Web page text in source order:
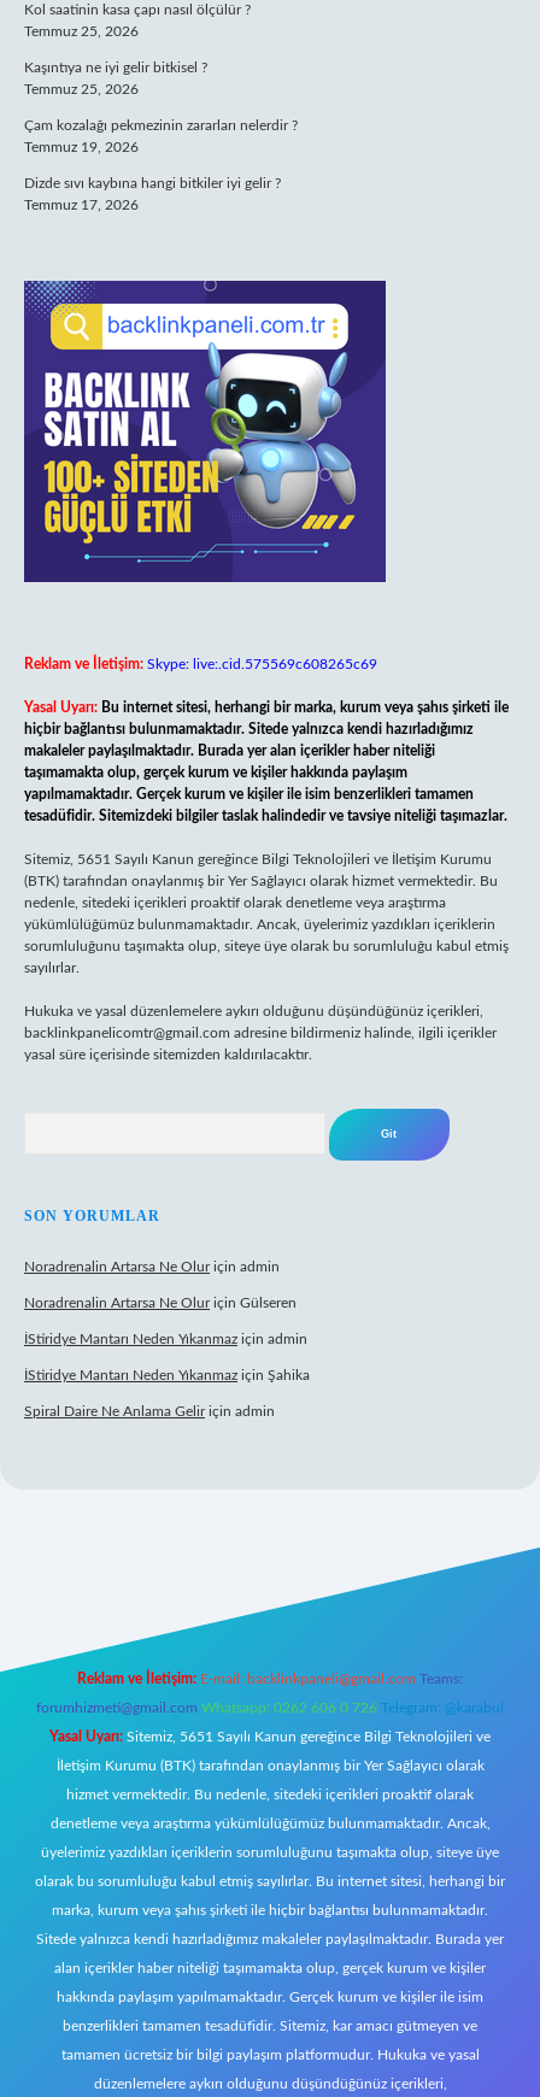
Kol saatinin kasa çapı nasıl ölçülür ?
Temmuz 25, 2026
Kaşıntıya ne iyi gelir bitkisel ?
Temmuz 25, 2026
Çam kozalağı pekmezinin zararları nelerdir ?
Temmuz 19, 2026
Dizde sıvı kaybına hangi bitkiler iyi gelir ?
Temmuz 17, 2026
Reklam ve İletişim: Skype: live:.cid.575569c608265c69
Yasal Uyarı: Bu internet sitesi, herhangi bir marka, kurum veya şahıs şirketi ile
hiçbir bağlantısı bulunmamaktadır. Sitede yalnızca kendi hazırladığımız
makaleler paylaşılmaktadır. Burada yer alan içerikler haber niteliği
taşımamakta olup, gerçek kurum ve kişiler hakkında paylaşım
yapılmamaktadır. Gerçek kurum ve kişiler ile isim benzerlikleri tamamen
tesadüfidir. Sitemizdeki bilgiler taslak halindedir ve tavsiye niteliği taşımazlar.
Sitemiz, 5651 Sayılı Kanun gereğince Bilgi Teknolojileri ve İletişim Kurumu
(BTK) tarafından onaylanmış bir Yer Sağlayıcı olarak hizmet vermektedir. Bu
nedenle, sitedeki içerikleri proaktif olarak denetleme veya araştırma
yükümlülüğümüz bulunmamaktadır. Ancak, üyelerimiz yazdıkları içeriklerin
sorumluluğunu taşımakta olup, siteye üye olarak bu sorumluluğu kabul etmiş
sayılırlar.
Hukuka ve yasal düzenlemelere aykırı olduğunu düşündüğünüz içerikleri,
backlinkpanelicomtr@gmail.com adresine bildirmeniz halinde, ilgili içerikler
yasal süre içerisinde sitemizden kaldırılacaktır.
SON YORUMLAR
Noradrenalin Artarsa Ne Oluriçin admin
Noradrenalin Artarsa Ne Oluriçin Gülseren
İStiridye Mantarı Neden Yıkanmaz için admin
İStiridye Mantarı Neden Yıkanmaz için Şahika
Spiral Daire Ne Anlama Geliriçin admin
Reklam ve İletişim: E-mail: backlinkpaneli@gmail.com Teams:
forumhizmeti@gmail.com Whatsapp: 0262 606 0 726 Telegram: @karabul
Yasal Uyarı: Sitemiz, 5651 Sayılı Kanun gereğince Bilgi Teknolojileri ve
İletişim Kurumu (BTK) tarafından onaylanmış bir Yer Sağlayıcı olarak
hizmet vermektedir. Bu nedenle, sitedeki içerikleri proaktif olarak
denetleme veya araştırma yükümlülüğümüz bulunmamaktadır. Ancak,
üyelerimiz yazdıkları içeriklerin sorumluluğunu taşımakta olup, siteye üye
olarak bu sorumluluğu kabul etmiş sayılırlar. Bu internet sitesi, herhangi bir
marka, kurum veya şahıs şirketi ile hiçbir bağlantısı bulunmamaktadır.
Sitede yalnızca kendi hazırladığımız makaleler paylaşılmaktadır. Burada yer
alan içerikler haber niteliği taşımamakta olup, gerçek kurum ve kişiler
hakkında paylaşım yapılmamaktadır. Gerçek kurum ve kişiler ile isim
benzerlikleri tamamen tesadüfidir. Sitemiz, kar amacı gütmeyen ve
tamamen ücretsiz bir bilgi paylaşım platformudur. Hukuka ve yasal
düzenlemelere aykırı olduğunu düşündüğünüz içerikleri,